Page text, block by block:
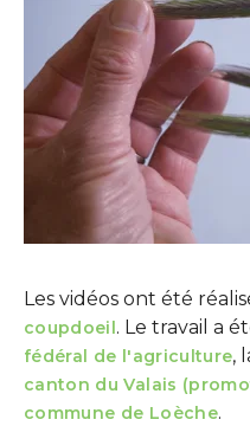
Les vidéos ont été
coupdoeil. Le travail a
fédéral de l'agriculture,
canton du Valais
commune de Loèche.